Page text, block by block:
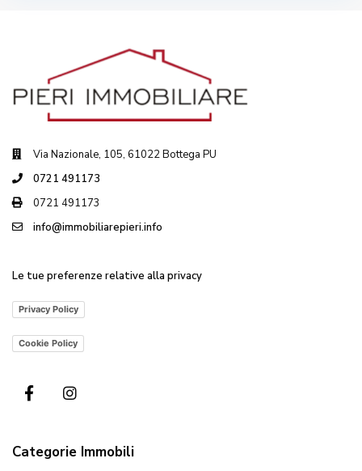
Via Nazionale, 105, 61022 Bottega PU
0721 491173
0721 491173
info@immobiliarepieri.info
Le tue preferenze relative alla privacy
Privacy Policy
Cookie Policy
Categorie Immobili